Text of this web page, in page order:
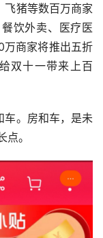
飞猪等数百万商家
饮外卖、医疗医
商家将推出五折
双十一带来上百
车。房和车，是未
。